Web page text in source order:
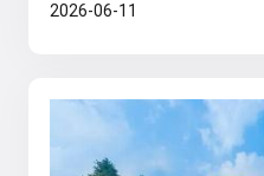
2026-06-11